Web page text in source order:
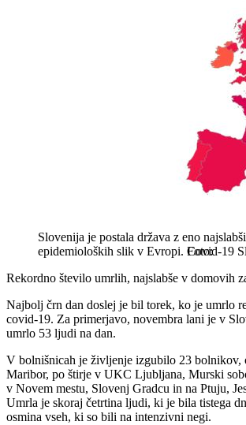
Slovenija je postala država z eno
epidemioloških slik v Evropi. Covid-19
Rekordno število umrlih, najslabše v domovih
Najbolj črn dan doslej je bil torek, ko je umrlo
covid-19. Za primerjavo, novembra lani je v
umrlo 53 ljudi na dan.
V bolnišnicah je življenje izgubilo 23 bolnikov,
Maribor, po štirje v UKC Ljubljana, Murski
v Novem mestu, Slovenj Gradcu in na Ptuju,
Umrla je skoraj četrtina ljudi, ki je bila tistega
osmina vseh, ki so bili na intenzivni negi.